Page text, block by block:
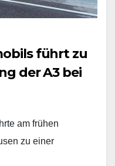
führt zu
der A3 bei
am frühen
zu einer